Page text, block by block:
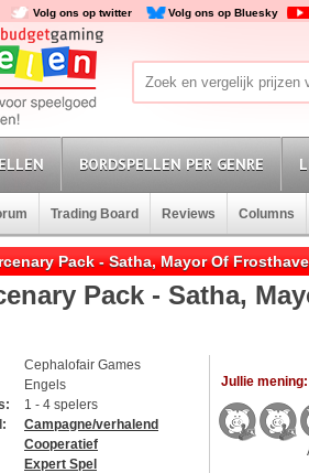
Volg ons op twitter Volg ons op Bluesky
BORDSPELLEN PER GENRE
Trading Board Reviews Columns
Pack - Satha, Mayor Of
Pack - Satha,
Cephalofair Games
Engels
1 - 4 spelers
Campagne/verhalend
Cooperatief
Expert Spel
Jullie mening: